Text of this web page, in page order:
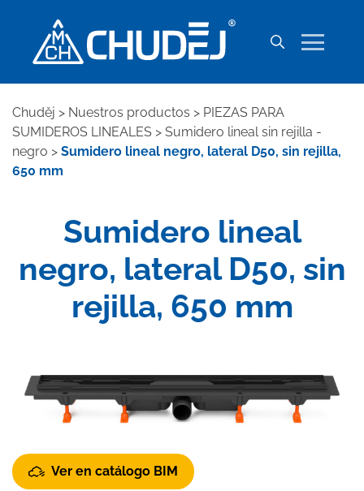
Chuděj > Nuestros productos > PIEZAS PARA
SUMIDEROS LINEALES > Sumidero lineal sin rejilla -
negro > Sumidero lineal negro, lateral D50, sin rejilla,
650 mm
Sumidero lineal
negro, lateral D50, sin
rejilla, 650 mm
Ver en catálogo BIM